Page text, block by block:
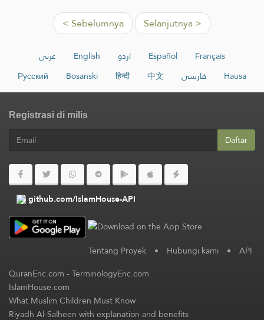
< Sebelumnya Selanjutnya >
عربي English اردو Español
Français
Русский
Bosanski हिन्दी 中文 فارسی Hausa
Registrasi di milis
Daftar
github.com/IslamHouse-API
Tentang Proyek • Hubungi kami • API
QuranEnc.com-TerminologyEnc.com
IslamHouse.com
What Muslim Children Must Know
Riyadh Al-Salheen with explanation and benefits